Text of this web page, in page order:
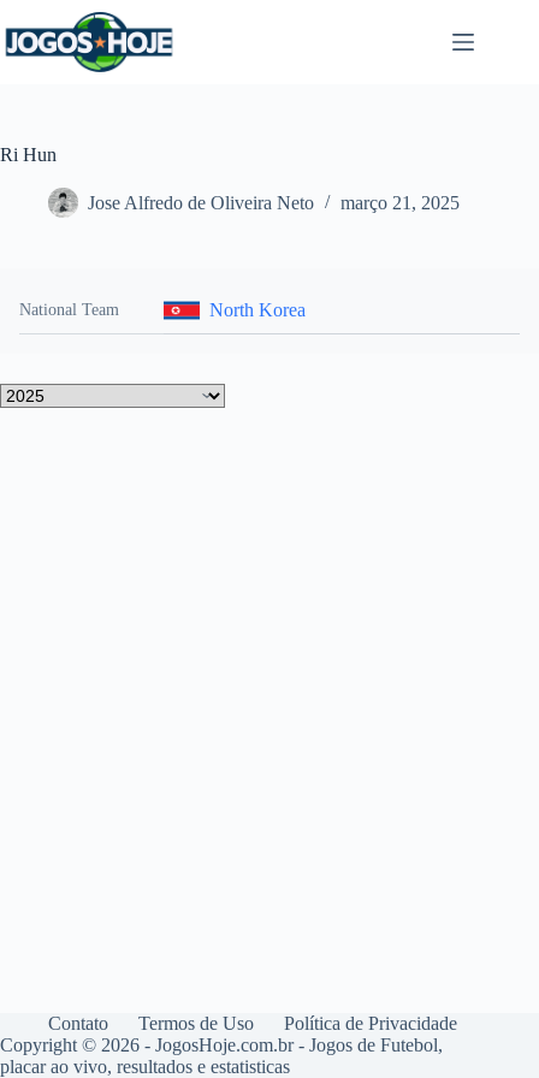
para
o
Ri Hun
Jose Alfredo de Oliveira Neto março 21, 2025
National Team North Korea
Contato Termos de Uso
Política de Privacidade
Copyright © 2026 - JogosHoje.com.br - Jogos de Futebol,
placar ao vivo, resultados e estatisticas